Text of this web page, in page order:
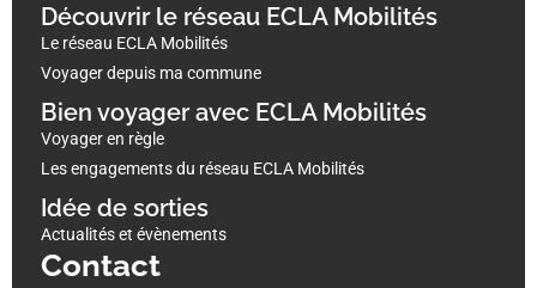
Découvrir le réseau ECLA Mobilités
Le réseau ECLA Mobilités
Voyager depuis ma commune
Bien voyager avec ECLA Mobilités
Voyager en règle
Les engagements du réseau ECLA Mobilités
Idée de sorties
Actualités et évènements
Contact